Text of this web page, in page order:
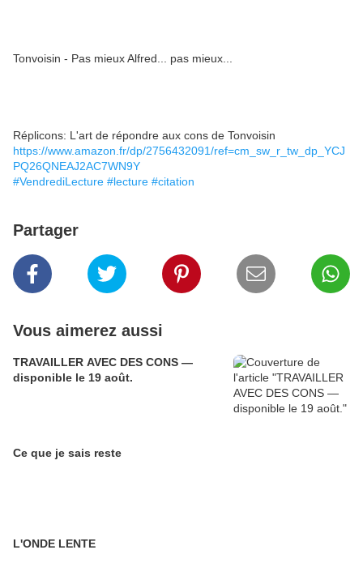
Tonvoisin - Pas mieux Alfred... pas mieux...
Réplicons: L'art de répondre aux cons de Tonvoisin
https://www.amazon.fr/dp/2756432091/ref=cm_sw_r_tw_dp_YCJ
PQ26QNEAJ2AC7WN9Y
#VendrediLecture #lecture #citation
Partager
Vous aimerez aussi
TRAVAILLER AVEC DES CONS —
disponible le 19 août.
Ce que je sais reste
L'ONDE LENTE